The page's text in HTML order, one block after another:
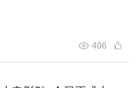
406